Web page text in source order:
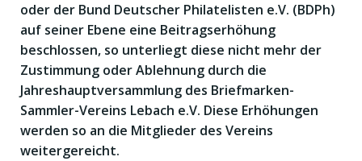
oder der Bund Deutscher Philatelisten e.V. (BDPh)
auf seiner Ebene eine Beitragserhöhung
beschlossen, so unterliegt diese nicht mehr der
Zustimmung oder Ablehnung durch die
Jahreshauptversammlung des Briefmarken-
Sammler-Vereins Lebach e.V. Diese Erhöhungen
werden so an die Mitglieder des Vereins
weitergereicht.